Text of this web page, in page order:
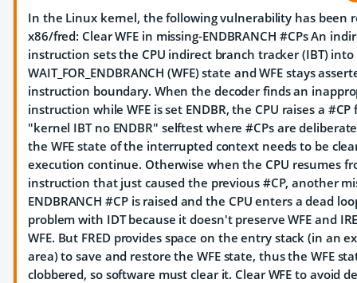
In the Linux kernel, the following vulnerability has been
x86/fred: Clear WFE in missing-ENDBRANCH #CPs An
instruction sets the CPU indirect branch tracker (IBT) into
WAIT_FOR_ENDBRANCH (WFE) state and WFE stays
instruction boundary. When the decoder finds an
instruction while WFE is set ENDBR, the CPU raises a
"kernel IBT no ENDBR" selftest where #CPs are
the WFE state of the interrupted context needs to be
execution continue. Otherwise when the CPU resumes
instruction that just caused the previous #CP, another
ENDBRANCH #CP is raised and the CPU enters a dead
problem with IDT because it doesn't preserve WFE and
WFE. But FRED provides space on the entry stack (in an
area) to save and restore the WFE state, thus the WFE
clobbered, so software must clear it. Clear WFE to avoid